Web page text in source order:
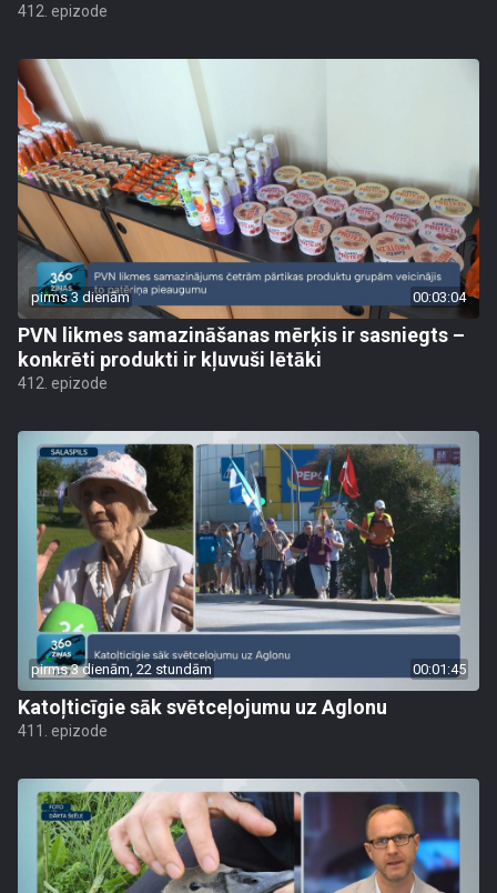
412. epizode
pirms 3 dienām 00:03:04
PVN likmes samazināšanas mērķis ir sasniegts –
konkrēti produkti ir kļuvuši lētāki
412. epizode
pirms 3 dienām, 22 stundām 00:01:45
Katoļticīgie sāk svētceļojumu uz Aglonu
411. epizode